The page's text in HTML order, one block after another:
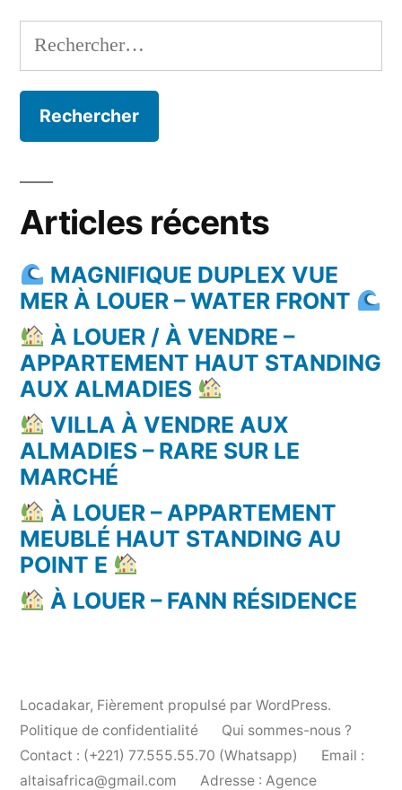
Rechercher :
Articles récents
MAGNIFIQUE DUPLEX VUE
MER À LOUER – WATER FRONT
À LOUER / À VENDRE –
APPARTEMENT HAUT STANDING
AUX ALMADIES
VILLA À VENDRE AUX
ALMADIES – RARE SUR LE
MARCHÉ
À LOUER – APPARTEMENT
MEUBLÉ HAUT STANDING AU
POINT E
À LOUER – FANN RÉSIDENCE
Locadakar, Fièrement propulsé par WordPress.
Politique de confidentialité
Qui sommes-nous ?
Contact : (+221) 77.555.55.70 (Whatsapp)
Email :
altaisafrica@gmail.com
Adresse : Agence